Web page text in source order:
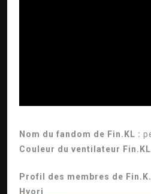
Nom du fandom de Fin.KL :
Couleur du ventilateur
Profil des membres de
Hyori